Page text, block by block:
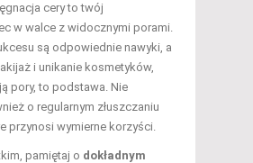
cery to twój
w walce z widocznymi porami.
są odpowiednie nawyki, a
i unikanie kosmetyków,
pory, to podstawa. Nie
o regularnym złuszczaniu
przynosi wymierne korzyści.
pamiętaj o dokładnym